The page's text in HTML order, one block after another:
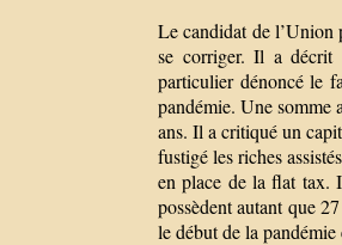
Le candidat de l’Union
se corriger. Il a décrit
particulier dénoncé le
pandémie. Une somme
ans. Il a critiqué un
fustigé les riches
en place de la flat tax.
possèdent autant que
le début de la